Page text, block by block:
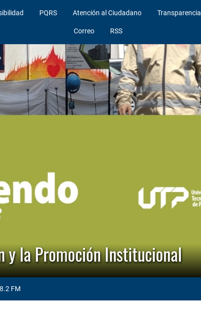
PQRS Atención al Ciudadano Transparencia
Correo RSS
y la Promoción Institucional
FM